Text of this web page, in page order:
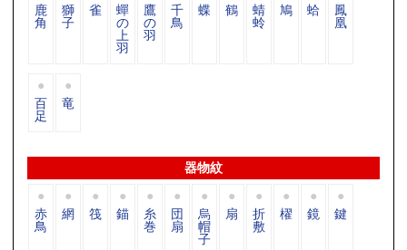
鹿
角
獅
子
雀 蟬
の
上
羽
鷹
の
羽
千
鳥
蝶 鶴 蜻
蛉
鳩 蛤 鳳
凰
百
足
竜
器物紋
赤
鳥
網 筏 錨 糸
巻
団
扇
烏
帽
子
扇 折
敷
櫂 鏡 鍵